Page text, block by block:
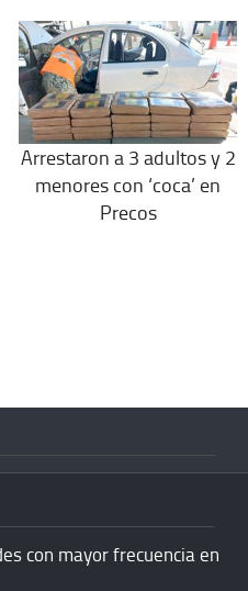
Arrestaron a 3 adultos y 2
menores con ‘coca’ en
Precos
con mayor frecuencia en